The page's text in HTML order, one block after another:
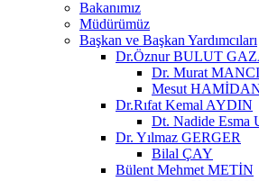
Bakanımız
Müdürümüz
Başkan ve Başkan Yardımcıları
Dr.Öznur BULUT
Dr. Murat MANCI
Mesut
Dr.Rıfat Kemal AYDIN
Dt. Nadide Esma
Dr. Yılmaz GERGER
Bilal ÇAY
Bülent Mehmet METİN